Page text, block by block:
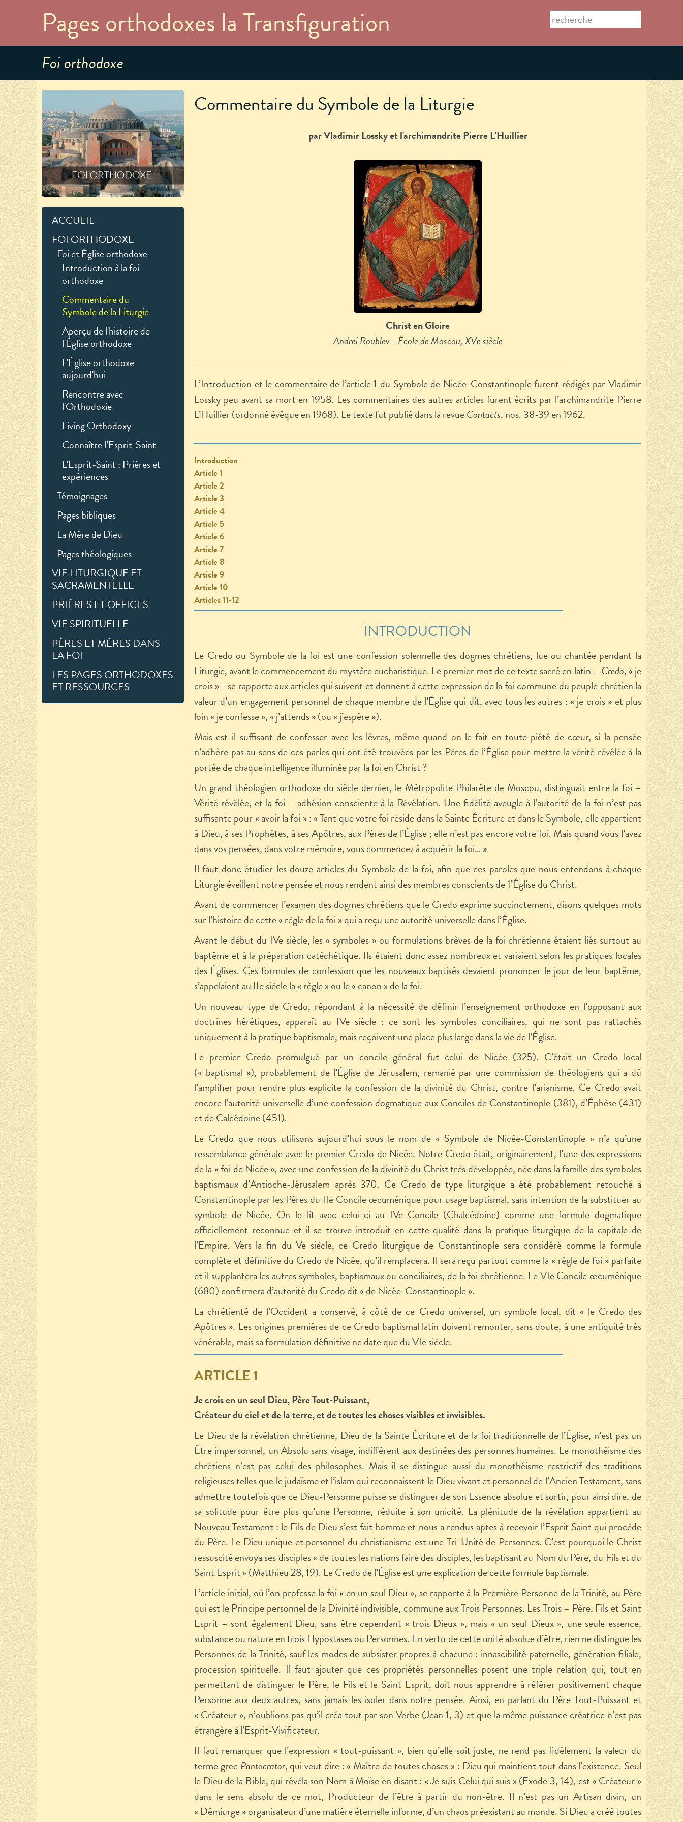
contenu
principal
Pages orthodoxes la Transfiguration
Formulaire
de
recherche
Search this site
Foi orthodoxe
ACCUEIL
FOI ORTHODOXE
Foi et Église orthodoxe
Introduction à la foi
orthodoxe
Commentaire du
Symbole de la Liturgie
Aperçu de l'histoire de
l'Église orthodoxe
L'Église orthodoxe
aujourd'hui
Rencontre avec
l'Orthodoxie
Living Orthodoxy
Connaître l’Esprit-Saint
L'Esprit-Saint : Prières et
expériences
Témoignages
Pages bibliques
La Mère de Dieu
Pages théologiques
VIE LITURGIQUE ET
SACRAMENTELLE
PRIÈRES ET OFFICES
VIE SPIRITUELLE
PÈRES ET MÈRES DANS
LA FOI
LES PAGES ORTHODOXES
ET RESSOURCES
Commentaire du Symbole de la Liturgie
par Vladimir Losskyet l'archimandrite Pierre L’Huillier
Christ en Gloire
Andrei Roublev - École de Moscou, XVe siècle
L’Introduction et le commentaire de l’article 1 du Symbole de Nicée-Constantinople furent rédigés par Vladimir
Lossky peu avant sa mort en 1958. Les commentaires des autres articles furent écrits par l’archimandrite Pierre
L’Huillier (ordonnéévêque en 1968). Le texte fut publié dans la revueContacts, nos. 38-39 en 1962.
Introduction
Article 1
Article 2
Article 3
Article 4
Article 5
Article 6
Article 7
Article 8
Article 9
Article 10
Articles 11-12
INTRODUCTION
Le Credo ou Symbole de la foi est une confession solennelle des dogmes chrétiens, lue ou chantée pendant la
Liturgie, avant le commencement du mystère eucharistique. Le premier mot de ce texte sacré en latin – Credo,«je
crois» - se rapporte aux articles qui suivent et donnent à cette expression de la foi commune du peuple chrétien la
valeur d’un engagement personnel de chaque membre de l’Église qui dit, avec tous les autres : « je crois » et plus
loin « je confesse », « j’attends » (ou « j’espère »).
Mais est-il suffisant de confesser avec les lèvres, même quand on le fait en toute piété de cœur, si la pensée
n’adhère pas au sens de ces parles qui ont été trouvées par les Pères de l’Église pour mettre la vérité révélée à la
portée de chaque intelligence illuminée par la foi en Christ ?
Un grand théologien orthodoxe du siècle dernier, le Métropolite Philarète de Moscou, distinguait entre la foi –
Vérité révélée, et la foi – adhésion consciente à la Révélation. Une fidélité aveugle à l’autorité de la foi n’est pas
suffisante pour « avoir la foi » : « Tant que votre foi réside dans la Sainte Écriture et dans le Symbole, elle appartient
à Dieu, à ses Prophètes, à ses Apôtres, aux Pères de l’Église ; elle n’est pas encore votre foi. Mais quand vous l’avez
dans vos pensées, dans votre mémoire, vous commencez à acquérir la foi… »
Il faut donc étudier les douze articles du Symbole de la foi, afin que ces paroles que nous entendons à chaque
Liturgie éveillent notre pensée et nous rendent ainsi des membres conscients de 1’Église du Christ.
Avant de commencer l’examen des dogmes chrétiens que le Credo exprime succinctement, disons quelques mots
sur l’histoire de cette « règle de la foi » qui a reçu une autorité universelle dans l’Église.
Avant le début du IVe siècle, les « symboles » ou formulations brèves de la foi chrétienne étaient liés surtout au
baptême et à la préparation catéchétique. Ils étaient donc assez nombreux et variaient selon les pratiques locales
des Églises. Ces formules de confession que les nouveaux baptisés devaient prononcer le jour de leur baptême,
s’appelaient au IIesiècle la « règle » ou le « canon » de la foi.
Un nouveau type de Credo, répondant à la nécessité de définir l’enseignement orthodoxe en l’opposant aux
doctrines hérétiques, apparaît au IVe siècle : ce sont les symboles conciliaires, qui ne sont pas rattachés
uniquement à la pratique baptismale, mais reçoivent une place plus large dans la vie de l’Église.
Le premier Credo promulgué par un concile général fut celui de Nicée (325). C’était un Credo local
(« baptismal »), probablement de l’Église de Jérusalem, remanié par une commission de théologiens qui a dû
l’amplifier pour rendre plus explicite la confession de la divinité du Christ, contre l’arianisme. Ce Credo avait
encore l’autorité universelle d’une confession dogmatique aux Conciles de Constantinople (381), d’Éphèse (431)
et de Calcédoine (451).
Le Credo que nous utilisons aujourd’hui sous le nom de « Symbole de Nicée-Constantinople » n’a qu’une
ressemblance générale avec le premier Credo de Nicée. Notre Credo était, originairement, l’une des expressions
de la « foi de Nicée », avec une confession de la divinité du Christ très développée, née dans la famille des symboles
baptismaux d’Antioche-Jérusalem après 370. Ce Credo de type liturgique a été probablement retouché à
Constantinople par les Pères du IIe Concile œcuménique pour usage baptismal, sans intention de la substituer au
symbole de Nicée. On le lit avec celui-ci au IVeConcile (Chalcédoine) comme une formule dogmatique
officiellement reconnue et il se trouve introduit en cette qualité dans la pratique liturgique de la capitale de
l’Empire. Vers la fin du Ve siècle, ce Credo liturgique de Constantinople sera considéré comme la formule
complète et définitive du Credo de Nicée, qu’il remplacera. Il sera reçu partout comme la « règle de foi » parfaite
et il supplantera les autres symboles, baptismaux ou conciliaires, de la foi chrétienne. Le VIeConcile œcuménique
(680) confirmera d’autorité du Credo dit « de Nicée-Constantinople ».
La chrétienté de l’Occident a conservé, à côté de ce Credo universel, un symbole local, dit « le Credo des
Apôtres ». Les origines premières de ce Credo baptismal latin doivent remonter, sans doute, à une antiquité très
vénérable, mais sa formulation définitive ne date que du VIesiècle.
ARTICLE 1
Je crois en un seul Dieu, Père Tout-Puissant,
Créateur du ciel et de la terre,etde toutes les choses visibles et invisibles.
Le Dieu de la révélation chrétienne, Dieu de la Sainte Écriture et de la foi traditionnelle de l’Église, n’est pas un
Être impersonnel, un Absolu sans visage, indifférent aux destinées des personnes humaines. Le monothéisme des
chrétiens n’est pas celui des philosophes. Mais il se distingue aussi du monothéisme restrictif des traditions
religieuses telles que le judaïsme et l’islam qui reconnaissent le Dieu vivant et personnel de l’Ancien Testament, sans
admettre toutefois que ce Dieu-Personne puisse se distinguer de son Essence absolue et sortir, pour ainsi dire, de
sa solitude pour être plus qu’une Personne, réduite à son unicité. La plénitude de la révélation appartient au
Nouveau Testament : le Fils de Dieu s’est fait homme et nous a rendus aptes à recevoir l’Esprit Saint qui procède
du Père. Le Dieu unique et personnel du christianisme est une Tri-Unité de Personnes. C’est pourquoi le Christ
ressuscité envoya ses disciples « de toutes les nations faire des disciples, les baptisant au Nom du Père, du Fils et du
Saint Esprit » (Matthieu 28, 19). Le Credo de l’Église est une explication de cette formule baptismale.
L’article initial, où l’on professe la foi « en un seul Dieu », se rapporte à la Première Personne de la Trinité, au Père
qui est le Principe personnel de la Divinité indivisible, commune aux Trois Personnes. Les Trois – Père, Fils et Saint
Esprit – sont également Dieu, sans être cependant « trois Dieux », mais « un seul Dieux », une seule essence,
substance ou nature en trois Hypostases ou Personnes. En vertu de cette unité absolue d’être, rien ne distingue les
Personnes de la Trinité, sauf les modes de subsister propres à chacune : innascibilité paternelle, génération filiale,
procession spirituelle. Il faut ajouter que ces propriétés personnelles posent une triple relation qui, tout en
permettant de distinguer le Père, le Fils et le Saint Esprit, doit nous apprendre à référer positivement chaque
Personne aux deux autres, sans jamais les isoler dans notre pensée. Ainsi, en parlant du Père Tout-Puissant et
« Créateur », n’oublions pas qu’il créa tout par son Verbe (Jean 1, 3) et que la même puissance créatrice n’est pas
étrangère à l’Esprit-Vivificateur.
Il faut remarquer que l’expression « tout-puissant », bien qu’elle soit juste, ne rend pas fidèlement la valeur du
terme grec Pantocrator, qui veut dire : « Maître de toutes choses » : Dieu qui maintient tout dans l’existence. Seul
le Dieu de la Bible, qui révéla son Nom à Moïse en disant : « Je suis Celui qui suis » (Exode 3, 14), est « Créateur »
dans le sens absolu de ce mot, Producteur de l’être à partir du non-être. Il n’est pas un Artisan divin, un
« Démiurge » organisateur d’une matière éternelle informe, d’un chaos préexistant au monde. Si Dieu a créé toutes